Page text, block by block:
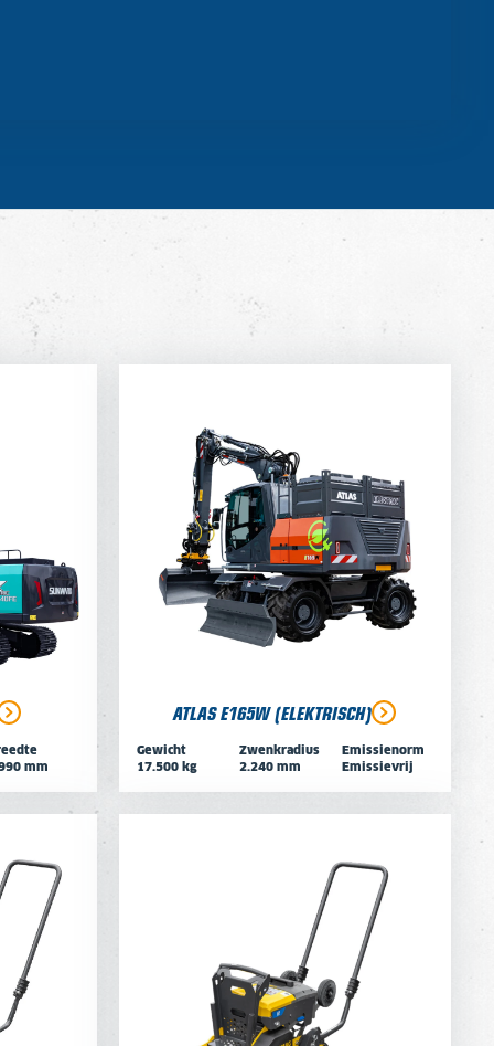
mm
ATLAS E165W (ELEKTRISCH)
Gewicht
17.500 kg
Zwenkradius
2.240 mm
Emissienorm
Emissievrij